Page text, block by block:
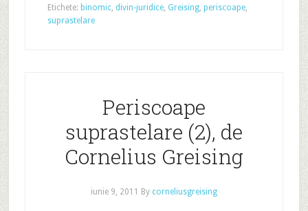
Etichete: binomic, divin-juridice, Greising, periscoape,
suprastelare
Periscoape
suprastelare (2), de
Cornelius Greising
iunie 9, 2011 By corneliusgreising